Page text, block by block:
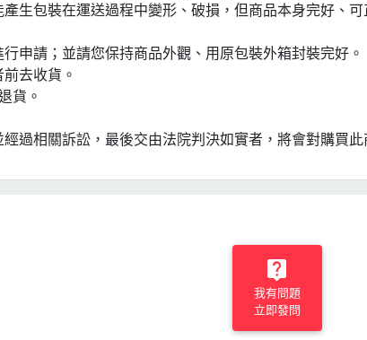
生包裝在運送過程中變形、破損，但商品本身完好、可
申請；並請您保持商品外觀、用原包裝外箱封裝完好。
去收貨。
貨。
過相關訴訟，最後交由法院判決如實者，將會對購買
我有問題
立即發問